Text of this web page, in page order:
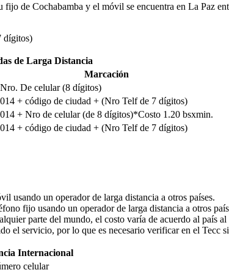
de Cochabamba y el móvil se encuentra en La Paz
dígitos)
de Larga Distancia
Marcación
Nro. De celular (8 dígitos)
014 + código de ciudad + (Nro Telf de 7 dígitos)
014 + Nro de celular (de 8 dígitos)*Costo 1.20 bsxmin.
014 + código de ciudad + (Nro Telf de 7 dígitos)
usando un operador de larga distancia a otros países.
fijo usando un operador de larga distancia a otros
parte del mundo, el costo varía de acuerdo al país
el servicio, por lo que es necesario verificar en el Tecc
Internacional
celular